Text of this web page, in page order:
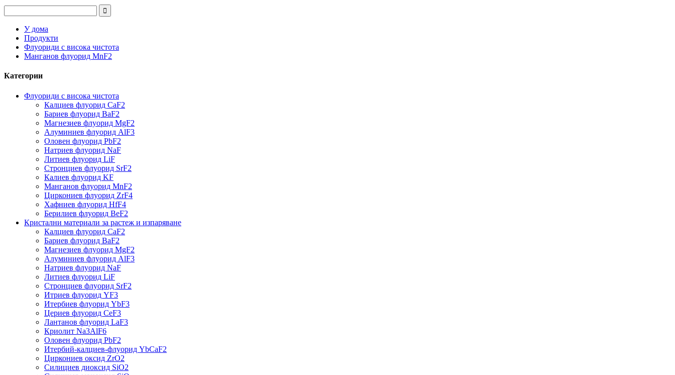
У дома
Продукти
Флуориди с висока чистота
Манганов флуорид MnF2
Категории
Флуориди с висока чистота
Калциев флуорид CaF2
Бариев флуорид BaF2
Магнезиев флуорид MgF2
Алуминиев флуорид AlF3
Оловен флуорид PbF2
Натриев флуорид NaF
Литиев флуорид LiF
Стронциев флуорид SrF2
Калиев флуорид KF
Манганов флуорид MnF2
Циркониев флуорид ZrF4
Хафниев флуорид HfF4
Берилиев флуорид BeF2
Кристални материали за растеж и изпаряване
Калциев флуорид CaF2
Бариев флуорид BaF2
Магнезиев флуорид MgF2
Алуминиев флуорид AlF3
Натриев флуорид NaF
Литиев флуорид LiF
Стронциев флуорид SrF2
Итриев флуорид YF3
Итербиев флуорид YbF3
Цериев флуорид CeF3
Лантанов флуорид LaF3
Криолит Na3AlF6
Оловен флуорид PbF2
Итербий-калциев-флуорид YbCaF2
Циркониев оксид ZrO2
Силициев диоксид SiO2